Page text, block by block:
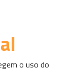
o uso do